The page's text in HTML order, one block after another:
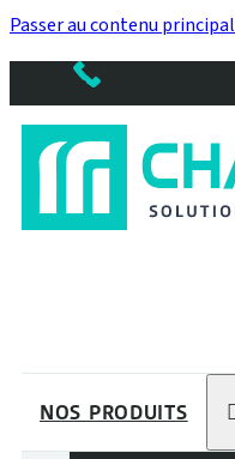
Passer au contenu principal
NOS PRODUITS